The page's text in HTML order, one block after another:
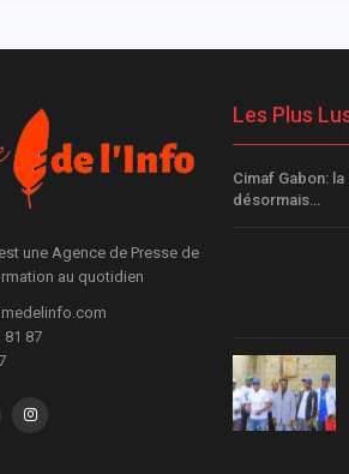
une Agence de Presse de
au quotidien
81 87
Les Plus
Cimaf Gabon:
désormais…